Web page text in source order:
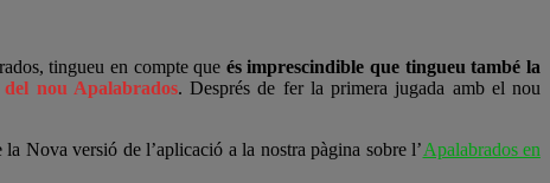
tingueu en compte que és imprescindible que tingueu també la
nou Apalabrados. Després de fer la primera jugada amb el nou
Nova versió de l’aplicació a la nostra pàgina sobre l’Apalabrados en